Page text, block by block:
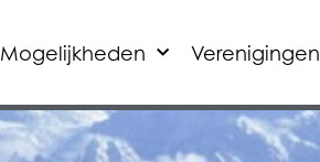
Mogelijkheden Verenigingen